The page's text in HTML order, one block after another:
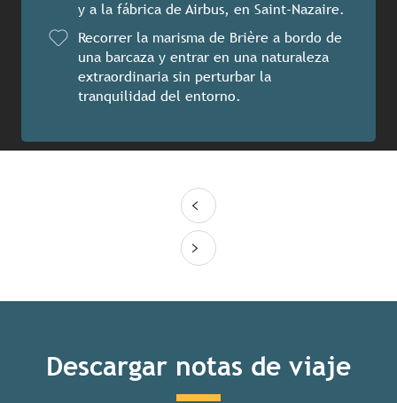
y a la fábrica de Airbus, en Saint-Nazaire.
Recorrer la marisma de Brière a bordo de
una barcaza y entrar en una naturaleza
extraordinaria sin perturbar la
tranquilidad del entorno.
Descargar notas de viaje